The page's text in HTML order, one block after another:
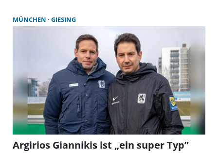
Bezirksligisten FC Gleichen und den Kreisligisten SV
Eintracht Hahle. Reisinger folgt in Giesing auf Lulzim
Kuqi, der nach einer für die Amateur-Löwen
sportlich enttäuschenden Vorrunde zur
Winterpause von seinen Aufgaben entbunden
wurde.
MÜNCHEN GIESING
Argirios Giannikis ist „ein super Typ”